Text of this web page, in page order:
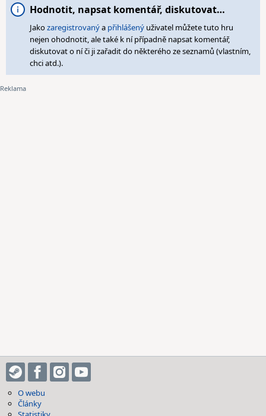
Hodnotit, napsat komentář, diskutovat…
Jakozaregistrovanýa přihlášený uživatel můžete tuto hru
nejen ohodnotit, ale také k ní případně napsat komentář,
diskutovat o ní či ji zařadit do některého ze seznamů (vlastním,
chci atd.).
O webu
Články